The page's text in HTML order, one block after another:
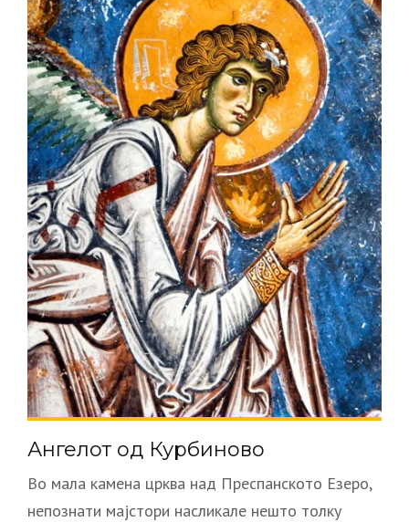
Ангелот од Курбиново
Во мала камена црква над Преспанското Езеро,
непознати мајстори насликале нешто толку